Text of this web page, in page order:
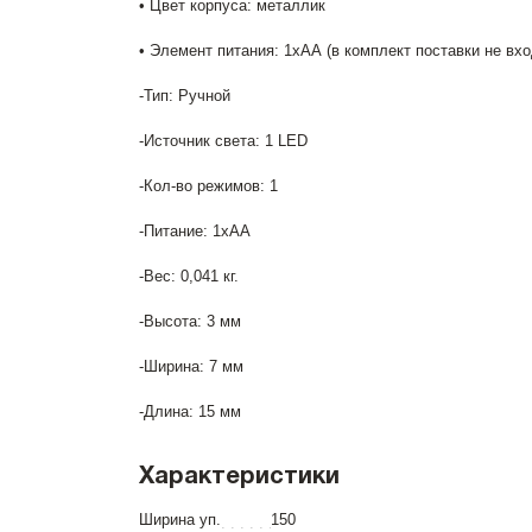
• Цвет корпуса: металлик
• Элемент питания: 1хАА (в комплект поставки не
-Тип: Ручной
-Источник света: 1 LED
-Кол-во режимов: 1
-Питание: 1xAA
-Вес: 0,041 кг.
-Высота: 3 мм
-Ширина: 7 мм
-Длина: 15 мм
Характеристики
Ширина уп. 150